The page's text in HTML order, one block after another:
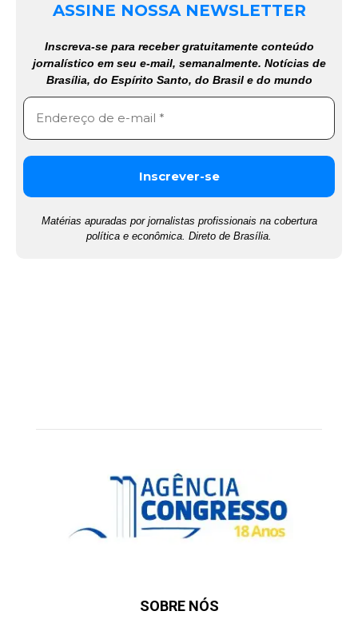
ASSINE NOSSA NEWSLETTER
Inscreva-se para receber gratuitamente conteúdo
jornalístico em seu e-mail, semanalmente. Notícias de
Brasília, do Espírito Santo, do Brasil e do mundo
Matérias apuradas por jornalistas profissionais na cobertura
política e econômica. Direto de Brasília.
SOBRE NÓS